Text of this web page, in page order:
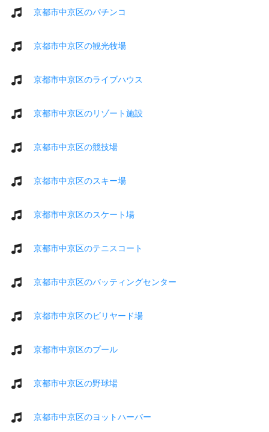
京都市中京区のパチンコ
京都市中京区の観光牧場
京都市中京区のライブハウス
京都市中京区のリゾート施設
京都市中京区の競技場
京都市中京区のスキー場
京都市中京区のスケート場
京都市中京区のテニスコート
京都市中京区のバッティングセンター
京都市中京区のビリヤード場
京都市中京区のプール
京都市中京区の野球場
京都市中京区のヨットハーバー